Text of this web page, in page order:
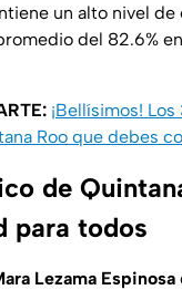
un alto nivel de
del 82.6%
¡Bellísimos!
Roo que debes
de
para todos
Lezama Espinosa